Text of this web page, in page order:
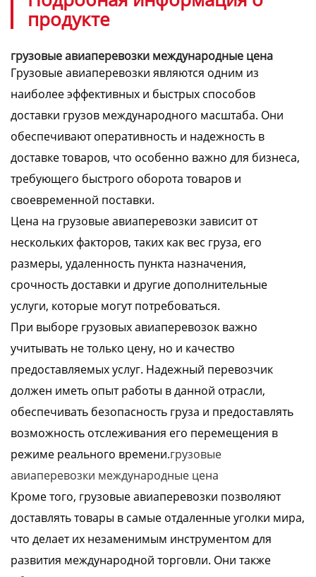
продукте
грузовые авиаперевозки международные цена
Грузовые авиаперевозки являются одним из
наиболее эффективных и быстрых способов
доставки грузов международного масштаба. Они
обеспечивают оперативность и надежность в
доставке товаров, что особенно важно для бизнеса,
требующего быстрого оборота товаров и
своевременной поставки.
Цена на грузовые авиаперевозки зависит от
нескольких факторов, таких как вес груза, его
размеры, удаленность пункта назначения,
срочность доставки и другие дополнительные
услуги, которые могут потребоваться.
При выборе грузовых авиаперевозок важно
учитывать не только цену, но и качество
предоставляемых услуг. Надежный перевозчик
должен иметь опыт работы в данной отрасли,
обеспечивать безопасность груза и предоставлять
возможность отслеживания его перемещения в
режиме реального времени.грузовые
авиаперевозки международные цена
Кроме того, грузовые авиаперевозки позволяют
доставлять товары в самые отдаленные уголки мира,
что делает их незаменимым инструментом для
развития международной торговли. Они также